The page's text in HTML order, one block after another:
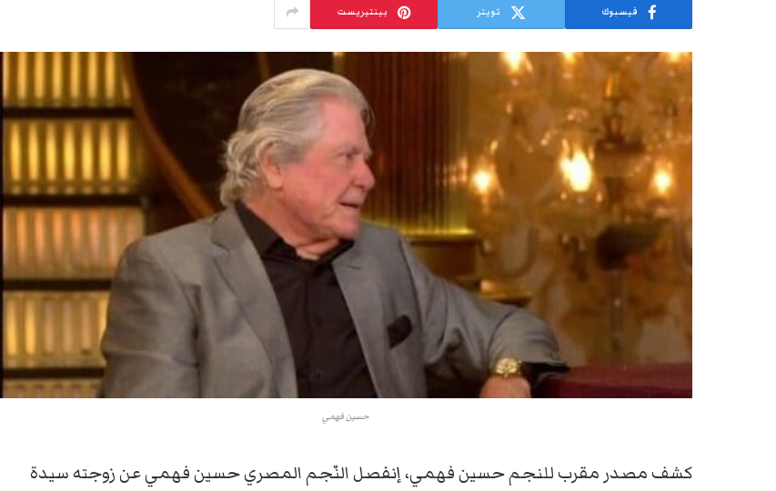
فيسبوك تويتر بينتيريست
حسين فهمي
كشف مصدر مقرب للنجم حسين فهمي، إنفصل النّجم المصري حسين فهمي عن زوجته سيدة